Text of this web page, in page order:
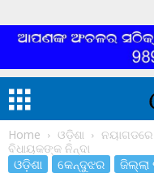
Home ଓଡ଼ିଶା
ବିଧାୟକଙ୍କ ନିନ୍ଦା
ଓଡ଼ିଶା କେନ୍ଦୁଝର ଜିଲ୍ଲା